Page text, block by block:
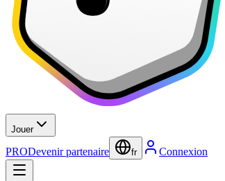
Jouer
PRODevenir partenaire fr Connexion